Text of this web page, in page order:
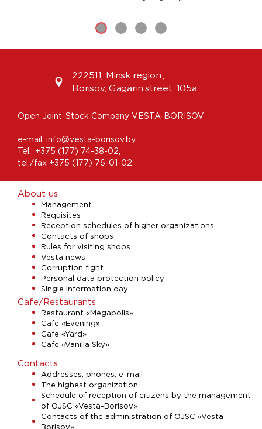
222511, Minsk region.,
Borisov, Gagarin street, 105а
Open Joint-Stock Company VESTA-BORISOV
e-mail: info@vesta-borisov.by
Tel.: +375 (177) 74-38-02
tel./fax +375 (177) 76-01-02
About us
Management
Requisites
Reception schedules of higher organizations
Contacts of shops
Rules for visiting shops
Vesta news
Corruption fight
Personal data protection policy
Single information day
Cafe/Restaurants
Restaurant «Megapolis»
Cafe «Evening»
Cafe «Yard»
Cafe «Vanilla Sky»
Contacts
Addresses, phones, e-mail
The highest organization
Schedule of reception of citizens by the management
of OJSC «Vesta-Borisov»
Contacts of the administration of OJSC «Vesta-
Borisov»